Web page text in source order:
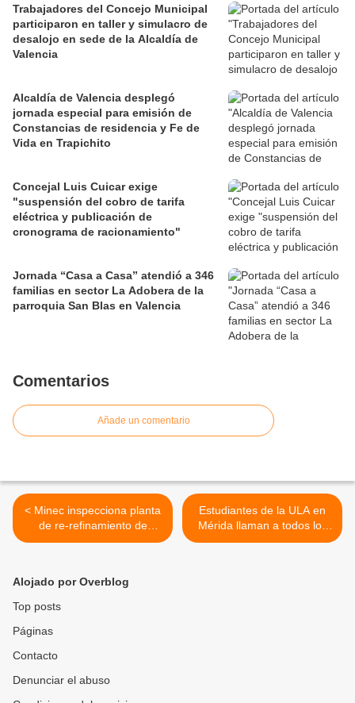
Trabajadores del Concejo Municipal
participaron en taller y simulacro de
desalojo en sede de la Alcaldía de
Valencia
Alcaldía de Valencia desplegó
jornada especial para emisión de
Constancias de residencia y Fe de
Vida en Trapichito
Concejal Luis Cuicar exige
"suspensión del cobro de tarifa
eléctrica y publicación de
cronograma de racionamiento"
Jornada “Casa a Casa” atendió a 346
familias en sector La Adobera de la
parroquia San Blas en Valencia
Comentarios
Añade un comentario
< Minec inspecciona planta
de re-refinamiento de
aceites lubricantes usados
Estudiantes de la ULA en
Mérida llaman a todos los
jóvenes a votar y a
Alojado por Overblog
Top posts
Páginas
Contacto
Denunciar el abuso